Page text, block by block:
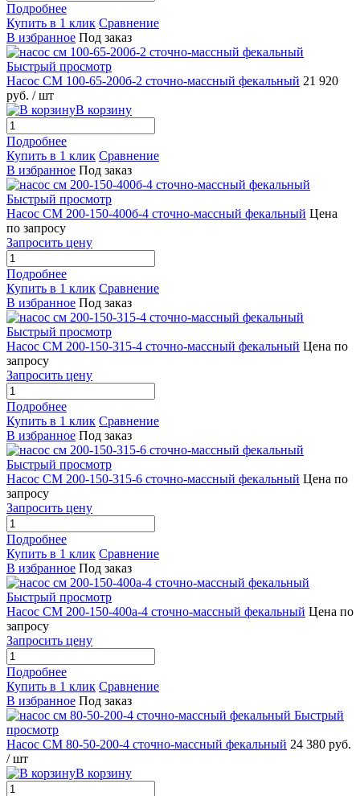
Подробнее
Купить в 1 клик Сравнение
В избранное Под заказ
Быстрый просмотр
Насос СМ 100-65-200б-2 сточно-массный фекальный 21 920
руб. / шт
В корзину
Подробнее
Купить в 1 клик Сравнение
В избранное Под заказ
Быстрый просмотр
Насос СМ 200-150-400б-4 сточно-массный фекальный Цена
по запросу
Запросить цену
Подробнее
Купить в 1 клик Сравнение
В избранное Под заказ
Быстрый просмотр
Насос СМ 200-150-315-4 сточно-массный фекальный Цена по
запросу
Запросить цену
Подробнее
Купить в 1 клик Сравнение
В избранное Под заказ
Быстрый просмотр
Насос СМ 200-150-315-6 сточно-массный фекальный Цена по
запросу
Запросить цену
Подробнее
Купить в 1 клик Сравнение
В избранное Под заказ
Быстрый просмотр
Насос СМ 200-150-400а-4 сточно-массный фекальный Цена по
запросу
Запросить цену
Подробнее
Купить в 1 клик Сравнение
В избранное Под заказ
Быстрый
просмотр
Насос СМ 80-50-200-4 сточно-массный фекальный 24 380 руб.
/ шт
В корзину